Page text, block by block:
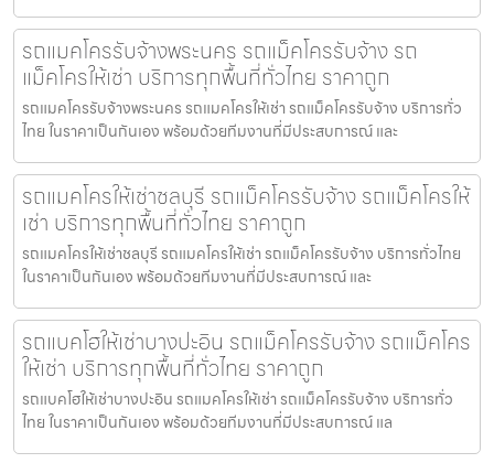
รถแมคโครรับจ้างพระนคร รถแม็คโครรับจ้าง รถ
แม็คโครให้เช่า บริการทุกพื้นที่ทั่วไทย ราคาถูก
รถแมคโครรับจ้างพระนคร รถแมคโครให้เช่า รถแม็คโครรับจ้าง บริการทั่ว
ไทย ในราคาเป็นกันเอง พร้อมด้วยทีมงานที่มีประสบการณ์ และ
รถแมคโครให้เช่าชลบุรี รถแม็คโครรับจ้าง รถแม็คโครให้
เช่า บริการทุกพื้นที่ทั่วไทย ราคาถูก
รถแมคโครให้เช่าชลบุรี รถแมคโครให้เช่า รถแม็คโครรับจ้าง บริการทั่วไทย
ในราคาเป็นกันเอง พร้อมด้วยทีมงานที่มีประสบการณ์ และ
รถแบคโฮให้เช่าบางปะอิน รถแม็คโครรับจ้าง รถแม็คโคร
ให้เช่า บริการทุกพื้นที่ทั่วไทย ราคาถูก
รถแบคโฮให้เช่าบางปะอิน รถแมคโครให้เช่า รถแม็คโครรับจ้าง บริการทั่ว
ไทย ในราคาเป็นกันเอง พร้อมด้วยทีมงานที่มีประสบการณ์ แล